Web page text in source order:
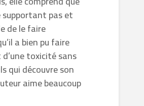
supportant pas et
de le faire
a bien pu faire
toxicité sans
qui découvre son
aime beaucoup